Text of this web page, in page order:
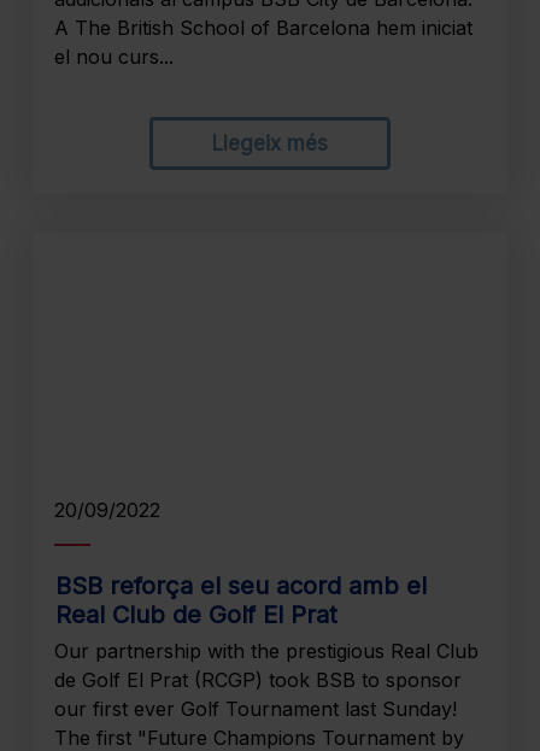
A The British School of Barcelona hem iniciat
el nou curs...
Llegeix més
20/09/2022
BSB reforça el seu acord amb el
Real Club de Golf El Prat
Our partnership with the prestigious Real Club
de Golf El Prat (RCGP) took BSB to sponsor
our first ever Golf Tournament last Sunday!
The first "Future Champions Tournament by